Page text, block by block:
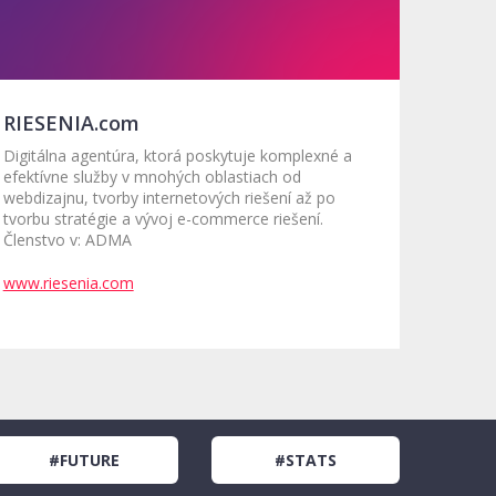
RIESENIA.com
Digitálna agentúra, ktorá poskytuje komplexné a
efektívne služby v mnohých oblastiach od
webdizajnu, tvorby internetových riešení až po
tvorbu stratégie a vývoj e-commerce riešení.
Členstvo v: ADMA
www.riesenia.com
#FUTURE #STATS